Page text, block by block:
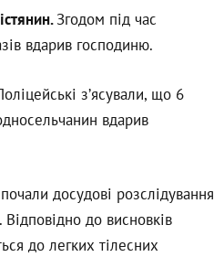
Згодом під час
вдарив господиню.
з’ясували, що 6
вдарив
досудові розслідування
до висновків
до легких тілесних